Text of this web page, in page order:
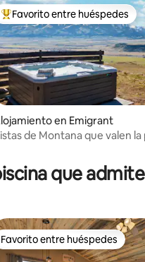
4.94 de 5, 104 reseñas
Favorito entre huéspedes
Favorito entre huéspedes
en Emigrant
de Montana que valen la
que
Favorito entre huéspedes
Favorito entre huéspedes